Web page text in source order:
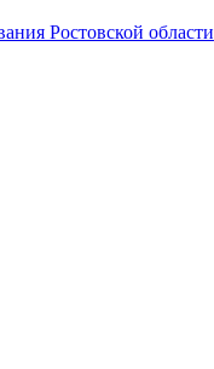
Ростовской области